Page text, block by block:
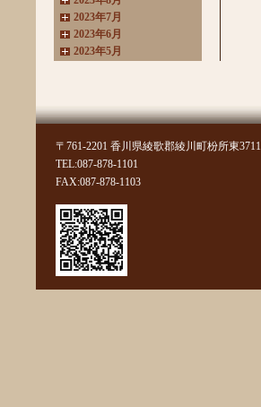
2023年7月
2023年6月
2023年5月
2022年10月
2022年7月
2022年6月
2022年4月
2022年3月
2022年2月
2022年1月
2021年11月
2021年10月
2021年9月
〒761-2201 香川県綾歌郡綾川町枌所東3711
TEL:087-878-1101
FAX:087-878-1103